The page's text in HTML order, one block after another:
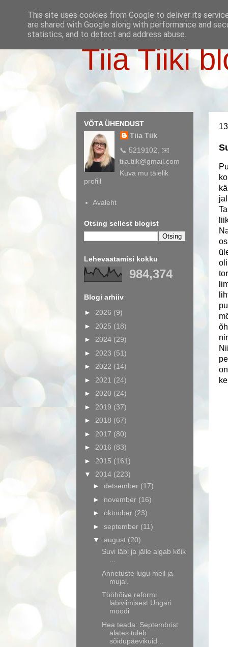
Tiia Tiiki
VÕTA ÜHENDUST
Tiia Tiik
📞 5219102, ✉️
tiia.tiik@gmail.com
Kuva mu täielik
profiil
Avaleht
Otsing sellest blogist
Lehevaatamisi kokku
984,374
Blogi arhiiv
► 2026 (9)
► 2025 (18)
► 2024 (29)
► 2023 (51)
► 2022 (14)
► 2021 (24)
► 2020 (24)
► 2019 (37)
► 2018 (67)
► 2017 (80)
► 2016 (83)
► 2015 (161)
▼ 2014 (223)
► detsember (17)
► november (16)
► oktoober (23)
► september (11)
▼ august (20)
Suvi läbi ja jälle algab kõik
Annetuste lugu meil ja
mujal.
Tööhõive reformi
läbiviimisest Ungari
moodi
Hea teada: Septembrist
alates tuleb
sõidupäevikuid...
This site uses cookies from Google to deliver its
are shared with Google along with performance and
statistics, and to detect and address abuse.